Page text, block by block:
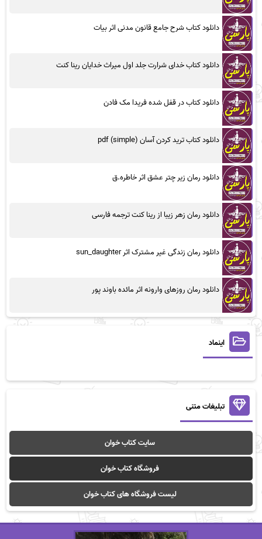
دانلود کتاب شرح جامع قانون مدنی اثر بیات
دانلود کتاب خدای شرارت جلد اول میراث خدایان رینا کنت
دانلود کتاب در قفل شده فریدا مک فادن
دانلود کتاب ترید کردن آسان (simple) pdf
دانلود رمان زیر چتر عشق اثر خاطره.ق
دانلود رمان زهر زیبا از رینا کنت ترجمه فارسی
دانلود رمان زندگی غیر مشترک اثر sun_daughter
دانلود رمان روزهای وارونه اثر مائده باوند پور
اینماد
تبلیغات متنی
سایت کتاب خوان
فروشگاه کتاب خوان
لیست فروشگاه های کتاب خوان